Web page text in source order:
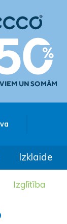
Izklaide
Izglītība